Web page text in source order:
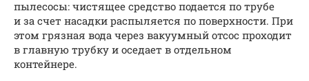
пылесосы: чистящее средство подается по трубе
и за счет насадки распыляется по поверхности. При
этом грязная вода через вакуумный отсос проходит
в главную трубку и оседает в отдельном
контейнере.